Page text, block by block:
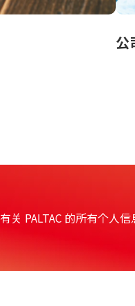
公
有关 PALTAC 的所有个人